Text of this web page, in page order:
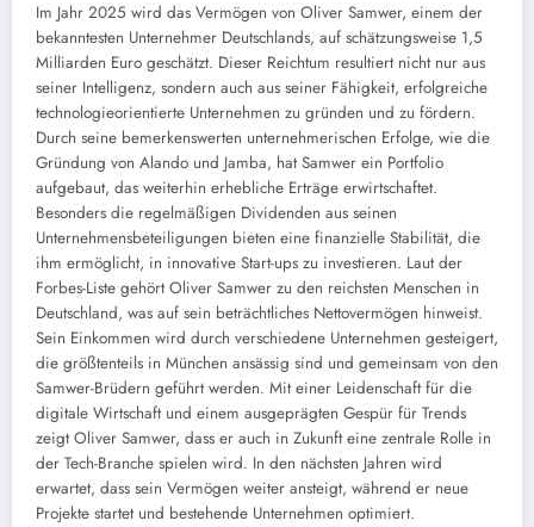
Im Jahr 2025 wird das Vermögen von Oliver Samwer, einem der
bekanntesten Unternehmer Deutschlands, auf schätzungsweise 1,5
Milliarden Euro geschätzt. Dieser Reichtum resultiert nicht nur aus
seiner Intelligenz, sondern auch aus seiner Fähigkeit, erfolgreiche
technologieorientierte Unternehmen zu gründen und zu fördern.
Durch seine bemerkenswerten unternehmerischen Erfolge, wie die
Gründung von Alando und Jamba, hat Samwer ein Portfolio
aufgebaut, das weiterhin erhebliche Erträge erwirtschaftet.
Besonders die regelmäßigen Dividenden aus seinen
Unternehmensbeteiligungen bieten eine finanzielle Stabilität, die
ihm ermöglicht, in innovative Start-ups zu investieren. Laut der
Forbes-Liste gehört Oliver Samwer zu den reichsten Menschen in
Deutschland, was auf sein beträchtliches Nettovermögen hinweist.
Sein Einkommen wird durch verschiedene Unternehmen gesteigert,
die größtenteils in München ansässig sind und gemeinsam von den
Samwer-Brüdern geführt werden. Mit einer Leidenschaft für die
digitale Wirtschaft und einem ausgeprägten Gespür für Trends
zeigt Oliver Samwer, dass er auch in Zukunft eine zentrale Rolle in
der Tech-Branche spielen wird. In den nächsten Jahren wird
erwartet, dass sein Vermögen weiter ansteigt, während er neue
Projekte startet und bestehende Unternehmen optimiert.